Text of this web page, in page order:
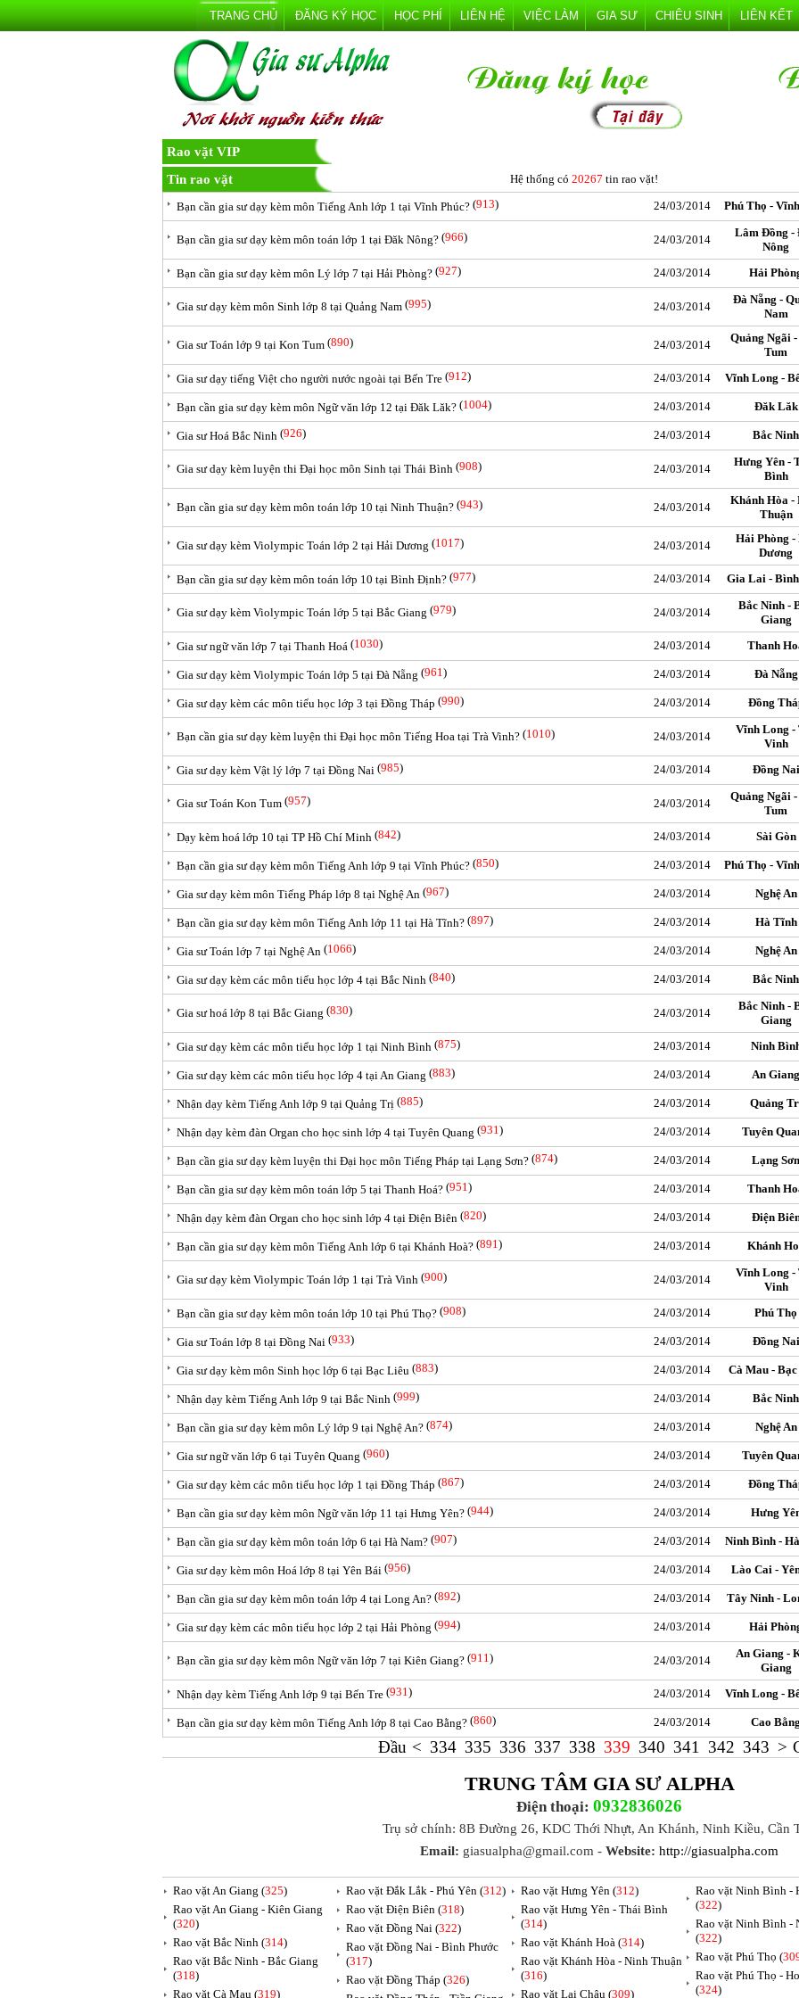
TRANG CHỦ ĐĂNG KÝ HỌC HỌC PHÍ LIÊN HỆ VIỆC LÀM GIA SƯ CHIÊU SINH LIÊN KẾT
Rao vặt VIP
Tin rao vặt
Hệ thống có 20267 tin rao vặt!
Bạn cần gia sư dạy kèm môn Tiếng Anh lớp 1 tại Vĩnh Phúc? (913) 24/03/2014 Phú Thọ -
Bạn cần gia sư dạy kèm môn toán lớp 1 tại Đăk Nông? (966) 24/03/2014
Lâm Đồng -
Nông
Bạn cần gia sư dạy kèm môn Lý lớp 7 tại Hải Phòng? (927) 24/03/2014 Hải
Gia sư dạy kèm môn Sinh lớp 8 tại Quảng Nam (995) 24/03/2014
Đà Nẵng -
Nam
Gia sư Toán lớp 9 tại Kon Tum (890) 24/03/2014
Quảng Ngãi
Tum
Gia sư dạy tiếng Việt cho người nước ngoài tại Bến Tre (912) 24/03/2014 Vĩnh Long -
Bạn cần gia sư dạy kèm môn Ngữ văn lớp 12 tại Đăk Lăk? (1004) 24/03/2014 Đăk Lăk
Gia sư Hoá Bắc Ninh (926) 24/03/2014 Bắc Ninh
Gia sư dạy kèm luyện thi Đại học môn Sinh tại Thái Bình (908) 24/03/2014
Hưng Yên -
Bình
Bạn cần gia sư dạy kèm môn toán lớp 10 tại Ninh Thuận? (943) 24/03/2014
Khánh Hòa -
Thuận
Gia sư dạy kèm Violympic Toán lớp 2 tại Hải Dương (1017) 24/03/2014
Hải Phòng -
Dương
Bạn cần gia sư dạy kèm môn toán lớp 10 tại Bình Định? (977) 24/03/2014 Gia Lai -
Gia sư dạy kèm Violympic Toán lớp 5 tại Bắc Giang (979) 24/03/2014
Bắc Ninh -
Giang
Gia sư ngữ văn lớp 7 tại Thanh Hoá (1030) 24/03/2014 Thanh
Gia sư dạy kèm Violympic Toán lớp 5 tại Đà Nẵng (961) 24/03/2014 Đà Nẵng
Gia sư dạy kèm các môn tiểu học lớp 3 tại Đồng Tháp (990) 24/03/2014 Đồng
Bạn cần gia sư dạy kèm luyện thi Đại học môn Tiếng Hoa tại Trà Vinh? (1010) 24/03/2014
Vĩnh Long -
Vinh
Gia sư dạy kèm Vật lý lớp 7 tại Đồng Nai (985) 24/03/2014 Đồng Nai
Gia sư Toán Kon Tum (957) 24/03/2014
Quảng Ngãi
Tum
Dạy kèm hoá lớp 10 tại TP Hồ Chí Minh (842) 24/03/2014 Sài Gòn
Bạn cần gia sư dạy kèm môn Tiếng Anh lớp 9 tại Vĩnh Phúc? (850) 24/03/2014 Phú Thọ -
Gia sư dạy kèm môn Tiếng Pháp lớp 8 tại Nghệ An (967) 24/03/2014 Nghệ An
Bạn cần gia sư dạy kèm môn Tiếng Anh lớp 11 tại Hà Tĩnh? (897) 24/03/2014 Hà Tĩnh
Gia sư Toán lớp 7 tại Nghệ An (1066) 24/03/2014 Nghệ An
Gia sư dạy kèm các môn tiểu học lớp 4 tại Bắc Ninh (840) 24/03/2014 Bắc Ninh
Gia sư hoá lớp 8 tại Bắc Giang (830) 24/03/2014
Bắc Ninh -
Giang
Gia sư dạy kèm các môn tiểu học lớp 1 tại Ninh Bình (875) 24/03/2014 Ninh
Gia sư dạy kèm các môn tiểu học lớp 4 tại An Giang (883) 24/03/2014 An Giang
Nhận dạy kèm Tiếng Anh lớp 9 tại Quảng Trị (885) 24/03/2014 Quảng
Nhận dạy kèm đàn Organ cho học sinh lớp 4 tại Tuyên Quang (931) 24/03/2014 Tuyên
Bạn cần gia sư dạy kèm luyện thi Đại học môn Tiếng Pháp tại Lạng Sơn? (874) 24/03/2014 Lạng Sơn
Bạn cần gia sư dạy kèm môn toán lớp 5 tại Thanh Hoá? (951) 24/03/2014 Thanh
Nhận dạy kèm đàn Organ cho học sinh lớp 4 tại Điện Biên (820) 24/03/2014 Điện
Bạn cần gia sư dạy kèm môn Tiếng Anh lớp 6 tại Khánh Hoà? (891) 24/03/2014 Khánh
Gia sư dạy kèm Violympic Toán lớp 1 tại Trà Vinh (900) 24/03/2014
Vĩnh Long -
Vinh
Bạn cần gia sư dạy kèm môn toán lớp 10 tại Phú Thọ? (908) 24/03/2014 Phú Thọ
Gia sư Toán lớp 8 tại Đồng Nai (933) 24/03/2014 Đồng Nai
Gia sư dạy kèm môn Sinh học lớp 6 tại Bạc Liêu (883) 24/03/2014 Cà Mau -
Nhận dạy kèm Tiếng Anh lớp 9 tại Bắc Ninh (999) 24/03/2014 Bắc Ninh
Bạn cần gia sư dạy kèm môn Lý lớp 9 tại Nghệ An? (874) 24/03/2014 Nghệ An
Gia sư ngữ văn lớp 6 tại Tuyên Quang (960) 24/03/2014 Tuyên
Gia sư dạy kèm các môn tiểu học lớp 1 tại Đồng Tháp (867) 24/03/2014 Đồng
Bạn cần gia sư dạy kèm môn Ngữ văn lớp 11 tại Hưng Yên? (944) 24/03/2014 Hưng
Bạn cần gia sư dạy kèm môn toán lớp 6 tại Hà Nam? (907) 24/03/2014 Ninh Bình -
Gia sư dạy kèm môn Hoá lớp 8 tại Yên Bái (956) 24/03/2014 Lào Cai -
Bạn cần gia sư dạy kèm môn toán lớp 4 tại Long An? (892) 24/03/2014 Tây Ninh -
Gia sư dạy kèm các môn tiểu học lớp 2 tại Hải Phòng (994) 24/03/2014 Hải
Bạn cần gia sư dạy kèm môn Ngữ văn lớp 7 tại Kiên Giang? (911) 24/03/2014
An Giang -
Giang
Nhận dạy kèm Tiếng Anh lớp 9 tại Bến Tre (931) 24/03/2014 Vĩnh Long -
Bạn cần gia sư dạy kèm môn Tiếng Anh lớp 8 tại Cao Bằng? (860) 24/03/2014 Cao Bằng
Đầu < 334 335 336 337 338 339 340 341 342 343 >
TRUNG TÂM GIA SƯ ALPHA
Điện thoại: 0932836026
Trụ sở chính: 8B Đường 26, KDC Thới Nhựt, An Khánh, Ninh Kiều, Cần
Email: giasualpha@gmail.com - Website: http://giasualpha.com
Rao vặt An Giang (325)
Rao vặt An Giang - Kiên Giang
(320)
Rao vặt Bắc Ninh (314)
Rao vặt Bắc Ninh - Bắc Giang
(318)
Rao vặt Cà Mau (319)
Rao vặt Đắk Lắk - Phú Yên (312)
Rao vặt Điện Biên (318)
Rao vặt Đồng Nai (322)
Rao vặt Đồng Nai - Bình Phước
(317)
Rao vặt Đồng Tháp (326)
Rao vặt Hưng Yên (312)
Rao vặt Hưng Yên - Thái Bình
(314)
Rao vặt Khánh Hoà (314)
Rao vặt Khánh Hòa - Ninh Thuận
(316)
Rao vặt Lai Châu (309)
Rao vặt Ninh Bình -
(322)
Rao vặt Ninh Bình -
(322)
Rao vặt Phú Thọ (
Rao vặt Phú Thọ -
(324)